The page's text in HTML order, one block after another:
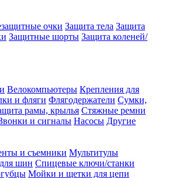
очки Защита тела Защита
Защитные шорты Защита коленей/
Велокомпьютеры Крепления для
и фляги Флягодержатели Сумки,
рамы, крылья Стяжные ремни
и сигналы Насосы Другие
и съемники Мультитулы
шин Спицевые ключи/станки
Мойки и щетки для цепи